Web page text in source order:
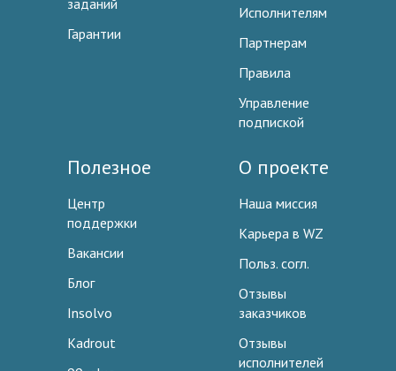
заданий
Гарантии
Исполнителям
Партнерам
Правила
Управление
подпиской
Полезное
Центр
поддержки
Вакансии
Блог
Insolvo
Kadrout
О проекте
Наша миссия
Карьера в WZ
Польз. согл.
Отзывы
заказчиков
Отзывы
исполнителей